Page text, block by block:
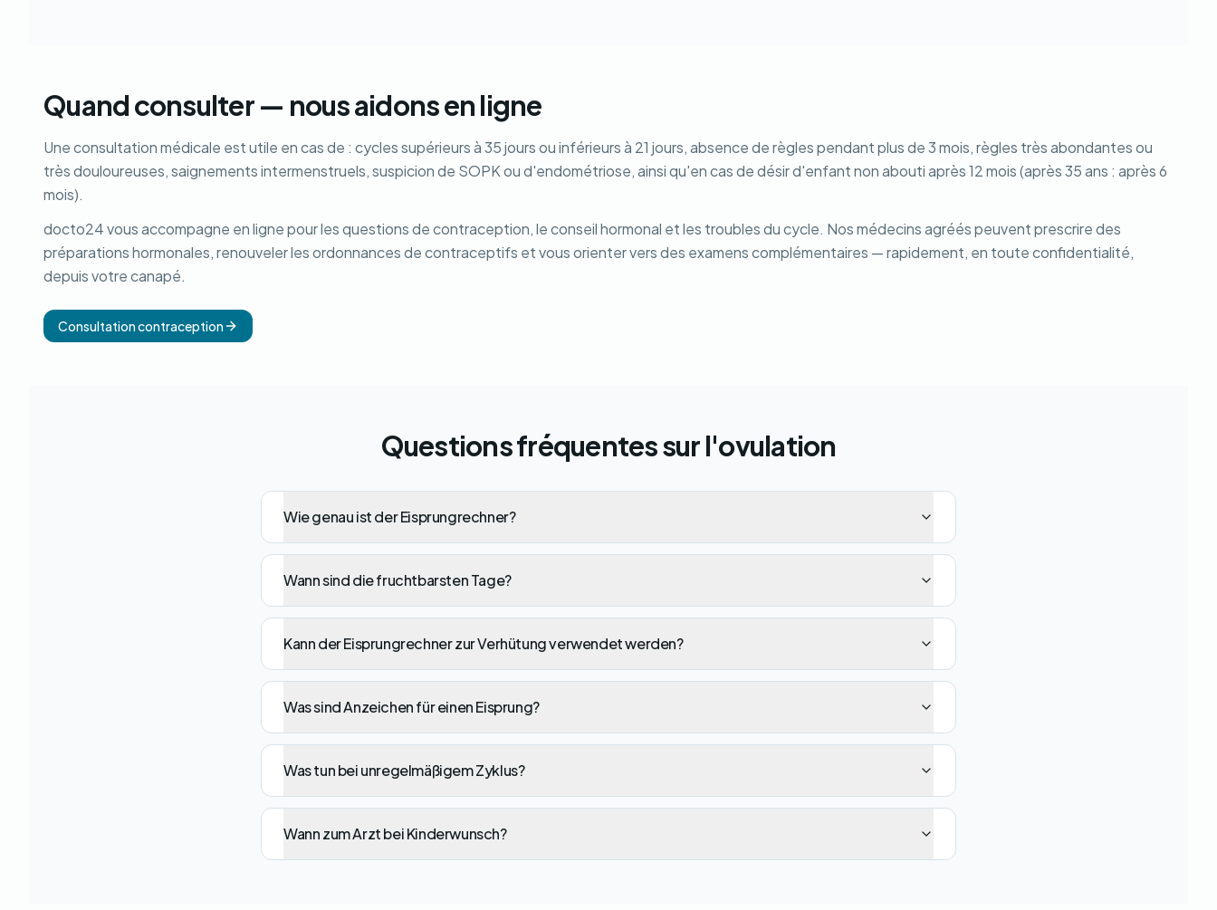
Quand consulter — nous aidons en ligne
Une consultation médicale est utile en cas de : cycles supérieurs à 35 jours ou inférieurs à 21 jours, absence de règles pendant plus de 3 mois, règles très abondantes ou
très douloureuses, saignements intermenstruels, suspicion de SOPK ou d'endométriose, ainsi qu'en cas de désir d'enfant non abouti après 12 mois (après 35 ans : après 6
mois).
docto24 vous accompagne en ligne pour les questions de contraception, le conseil hormonal et les troubles du cycle. Nos médecins agréés peuvent prescrire des
préparations hormonales, renouveler les ordonnances de contraceptifs et vous orienter vers des examens complémentaires — rapidement, en toute confidentialité,
depuis votre canapé.
Consultation contraception
Questions fréquentes sur l'ovulation
Wie genau ist der Eisprungrechner?
Wann sind die fruchtbarsten Tage?
Kann der Eisprungrechner zur Verhütung verwendet werden?
Was sind Anzeichen für einen Eisprung?
Was tun bei unregelmäßigem Zyklus?
Wann zum Arzt bei Kinderwunsch?